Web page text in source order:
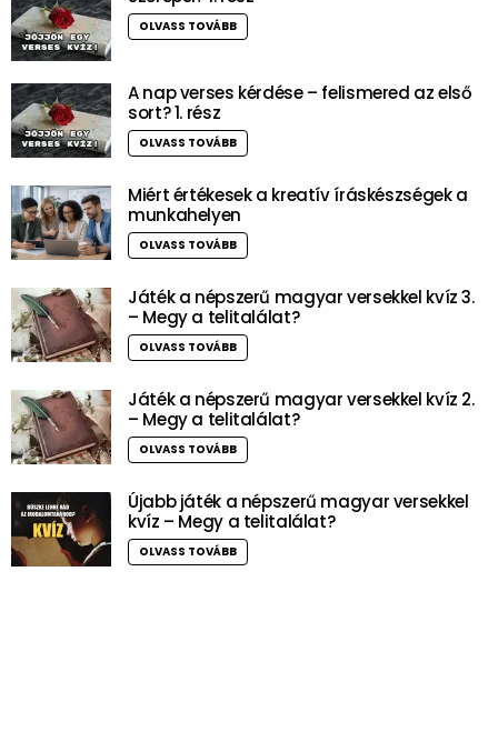
OLVASS TOVÁBB
A nap verses kérdése – felismered az első
sort? 1. rész
OLVASS TOVÁBB
Miért értékesek a kreatív íráskészségek a
munkahelyen
OLVASS TOVÁBB
Játék a népszerű magyar versekkel kvíz 3.
– Megy a telitalálat?
OLVASS TOVÁBB
Játék a népszerű magyar versekkel kvíz 2.
– Megy a telitalálat?
OLVASS TOVÁBB
Újabb játék a népszerű magyar versekkel
kvíz – Megy a telitalálat?
OLVASS TOVÁBB